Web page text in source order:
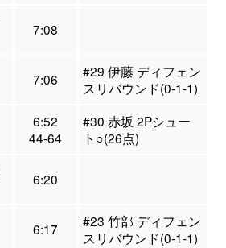
7:08
7:06
#29 伊藤 ディフェン
スリバウンド(0-1-1)
6:52
44-64
#30 赤坂 2Pシュー
ト○(26点)
6:20
6:17
#23 竹部 ディフェン
スリバウンド(0-1-1)